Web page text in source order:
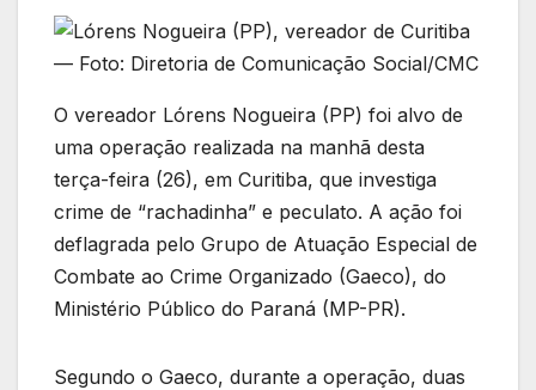
O vereador Lórens Nogueira (PP) foi alvo de
uma operação realizada na manhã desta
terça-feira (26), em Curitiba, que investiga
crime de “rachadinha” e peculato. A ação foi
deflagrada pelo Grupo de Atuação Especial de
Combate ao Crime Organizado (Gaeco), do
Ministério Público do Paraná (MP-PR).
Segundo o Gaeco, durante a operação, duas